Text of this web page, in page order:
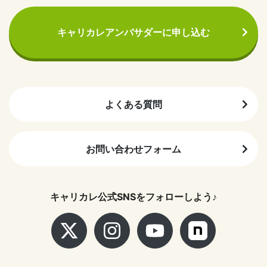
キャリカレアンバサダーに申し込む
よくある質問
お問い合わせフォーム
キャリカレ公式SNSをフォローしよう♪